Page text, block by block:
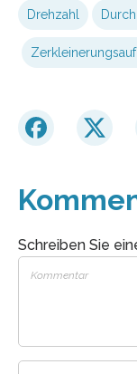
Drehzahl
Schreiben Sie